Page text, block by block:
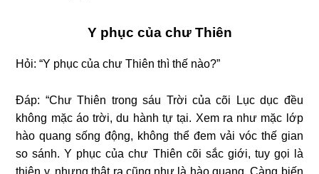
Y phục của chư Thiên
Hỏi: “Y phục của chư Thiên thì thế nào?”
Đáp: “Chư Thiên trong sáu Trời của cõi Lục dục đều
không mặc áo trời, du hành tự tại. Xem ra như mặc lớp
hào quang sống động, không thể đem vải vóc thế gian
so sánh. Y phục của chư Thiên cõi sắc giới, tuy gọi là
thiên y, nhưng thật ra cũng như là hào quang. Càng biến